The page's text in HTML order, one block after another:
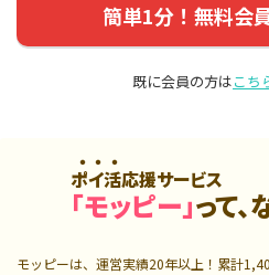
簡単1分！無料会
既に会員の方はこち
ポイ活応援サービス
「モッピー」って、
モッピーは、運営実績20年以上！累計